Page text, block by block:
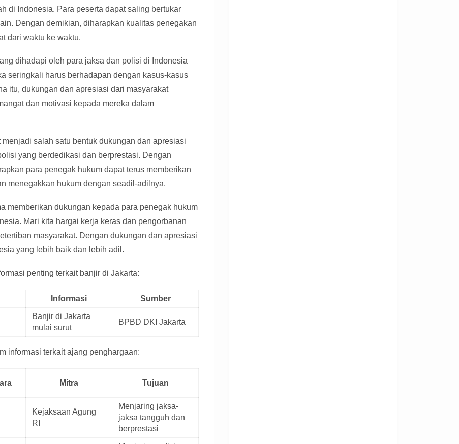
di Indonesia. Para peserta dapat saling bertukar
Dengan demikian, diharapkan kualitas penegakan
dari waktu ke waktu.
dihadapi oleh para jaksa dan polisi di Indonesia
seringkali harus berhadapan dengan kasus-kasus
itu, dukungan dan apresiasi dari masyarakat
dan motivasi kepada mereka dalam
salah satu bentuk dukungan dan apresiasi
yang berdedikasi dan berprestasi. Dengan
para penegak hukum dapat terus memberikan
menegakkan hukum dengan seadil-adilnya.
memberikan dukungan kepada para penegak hukum
Mari kita hargai kerja keras dan pengorbanan
masyarakat. Dengan dukungan dan apresiasi
yang lebih baik dan lebih adil.
penting terkait banjir di Jakarta:
Informasi Sumber
Banjir di Jakarta
mulai surut
BPBD DKI Jakarta
informasi terkait ajang penghargaan:
Mitra Tujuan
Kejaksaan Agung
RI
Menjaring jaksa-
jaksa tangguh dan
berprestasi